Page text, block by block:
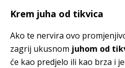
Krem juha od tikvica
Ako te nervira ovo
zagrij ukusnom juhom od
će kao predjelo ili kao brza i